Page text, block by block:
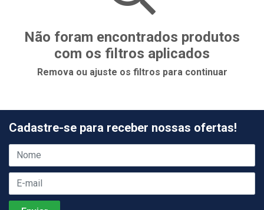
Não foram encontrados produtos
com os filtros aplicados
Remova ou ajuste os filtros para continuar
Cadastre-se para receber nossas ofertas!